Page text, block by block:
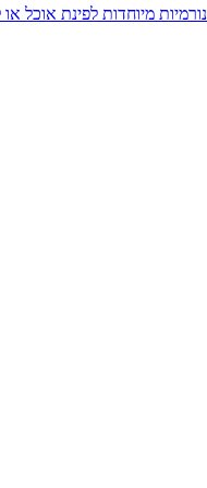
מיוחדות לפינת אוכל או